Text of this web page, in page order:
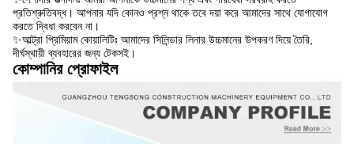
প্রতিশ্রুতিবদ্ধ। আপনার যদি কোনও প্রশ্ন থাকে তবে দয়া করে আমাদের সাথে যোগাযোগ
করতে দ্বিধা করবেন না।
✨আল্ট্রা প্রিমিয়াম কোয়ালিটিঃ আমাদের সিলিন্ডার লিনার উচ্চমানের উপকরণ দিয়ে তৈরি,
দীর্ঘস্থায়ী ব্যবহারের জন্য টেকসই।
কোম্পানির প্রোফাইল